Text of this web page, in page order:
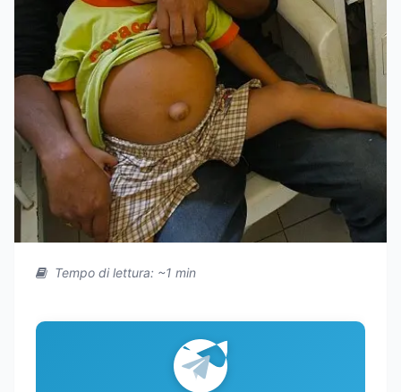
Tempo di lettura: ~1 min